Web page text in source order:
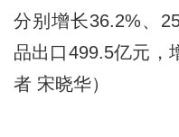
分别增长36.2%、
品出口499.5亿元，
者 宋晓华）